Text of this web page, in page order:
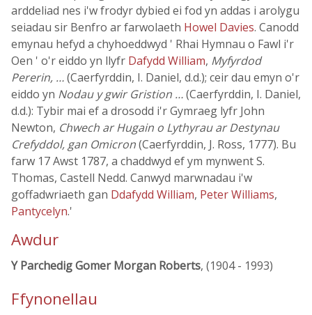
arddeliad nes i'w frodyr dybied ei fod yn addas i arolygu
seiadau sir Benfro ar farwolaeth Howel Davies. Canodd
emynau hefyd a chyhoeddwyd ' Rhai Hymnau o Fawl i'r
Oen ' o'r eiddo yn llyfr Dafydd William, Myfyrdod
Pererin, …(Caerfyrddin, I. Daniel, d.d.); ceir dau emyn o'r
eiddo yn Nodau y gwir Gristion …(Caerfyrddin, I. Daniel,
d.d.): Tybir mai ef a drosodd i'r Gymraeg lyfr John
Newton, Chwech ar Hugain o Lythyrau ar Destynau
Crefyddol, gan Omicron(Caerfyrddin, J. Ross, 1777). Bu
farw 17 Awst 1787, a chaddwyd ef ym mynwent S.
Thomas, Castell Nedd. Canwyd marwnadau i'w
goffadwriaeth gan Ddafydd William, Peter Williams,
Pantycelyn.'
Awdur
Y Parchedig Gomer Morgan Roberts, (1904 - 1993)
Ffynonellau